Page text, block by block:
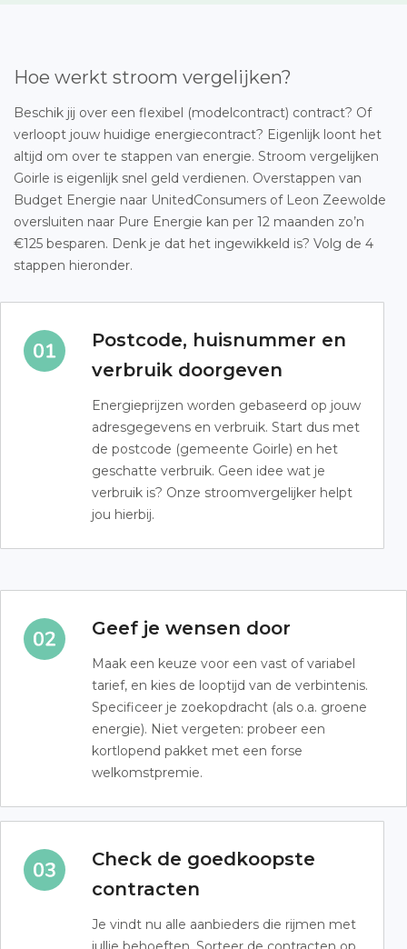
Hoe werkt stroom vergelijken?
Beschik jij over een flexibel (modelcontract) contract? Of
verloopt jouw huidige energiecontract? Eigenlijk loont het
altijd om over te stappen van energie. Stroom vergelijken
Goirle is eigenlijk snel geld verdienen. Overstappen van
Budget Energie naar UnitedConsumers of Leon Zeewolde
oversluiten naar Pure Energie kan per 12 maanden zo’n
€125 besparen. Denk je dat het ingewikkeld is? Volg de 4
stappen hieronder.
Postcode, huisnummer en
verbruik doorgeven
Energieprijzen worden gebaseerd op jouw
adresgegevens en verbruik. Start dus met
de postcode (gemeente Goirle) en het
geschatte verbruik. Geen idee wat je
verbruik is? Onze stroomvergelijker helpt
jou hierbij.
Geef je wensen door
Maak een keuze voor een vast of variabel
tarief, en kies de looptijd van de verbintenis.
Specificeer je zoekopdracht (als o.a. groene
energie). Niet vergeten: probeer een
kortlopend pakket met een forse
welkomstpremie.
Check de goedkoopste
contracten
Je vindt nu alle aanbieders die rijmen met